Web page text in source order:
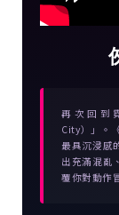
再次回到
City）」。
最具沉浸感
出充滿混亂
覆你對動作